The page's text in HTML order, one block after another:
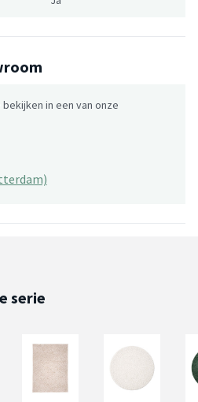
in een van onze
serie